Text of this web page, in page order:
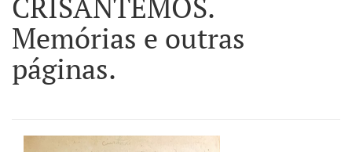
CRISÂNTEMOS.
Memórias e outras
páginas.